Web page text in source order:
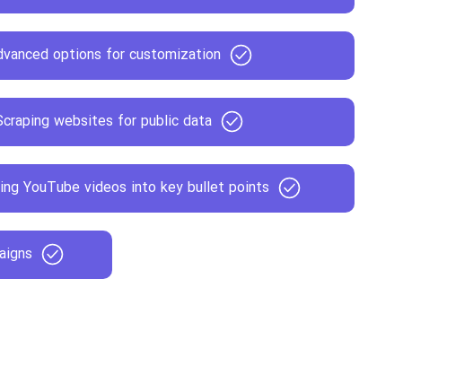
options for customization
websites for public data
YouTube videos into key bullet points